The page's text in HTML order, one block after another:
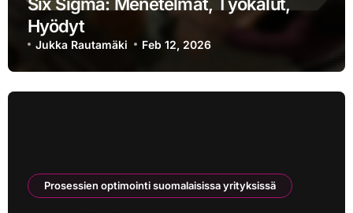
Hyödyt
Jukka Rautamäki Feb 12, 2026
Prosessien optimointi suomalaisissa yrityksissä